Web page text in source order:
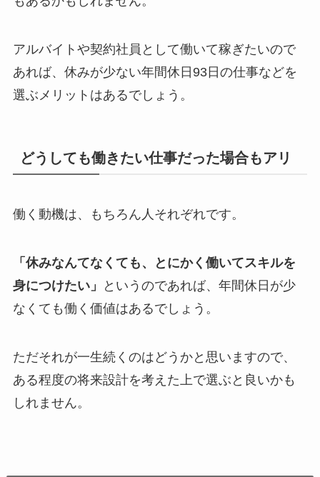
アルバイトや契約社員として働いて稼ぎたいので
あれば、休みが少ない年間休日93日の仕事などを
選ぶメリットはあるでしょう。
どうしても働きたい仕事だった場合もアリ
働く動機は、もちろん人それぞれです。
「休みなんてなくても、とにかく働いてスキルを
身につけたい」
というのであれば、年間休日が少
なくても働く価値はあるでしょう。
ただそれが一生続くのはどうかと思いますので、
ある程度の将来設計を考えた上で選ぶと良いかも
しれません。